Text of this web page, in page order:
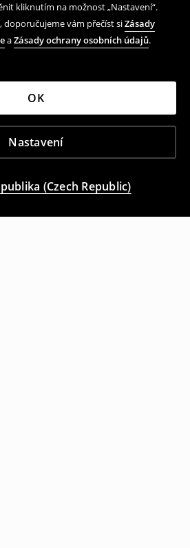
kliknutím na možnost „Nastavení“.
doporučujeme vám přečíst siZásady
aZásady ochrany osobních údajů.
Nastavení
OK
(Czech Republic)
mikro šortky low waist, ale také
vzorované modely. Obzvlášť
páskem, cvočky, kontrastním
potiskem.Přiléhavé mini šortky
šortky – denim v
povinným prvkem letního i
kolekci House se objevují